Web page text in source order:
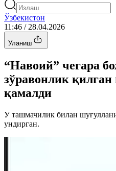
Ўзбекистон
11:46 / 28.04.2026
Уланиш
“Навоий” чегара
зўравонлик қилган
қамалди
У ташмачилик билан
ундирган.